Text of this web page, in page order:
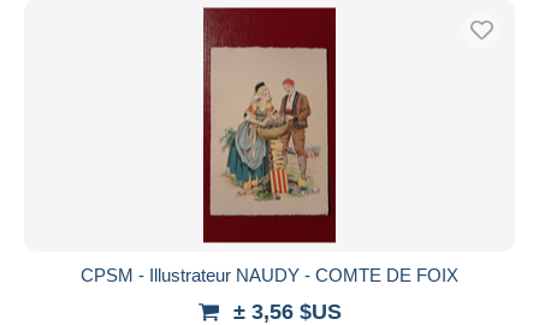
CPSM - Illustrateur NAUDY - COMTE DE FOIX
± 3,56 $US